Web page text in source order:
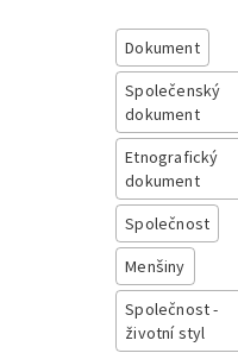
Dokument
Společenský
dokument
Etnografický
dokument
Společnost
Menšiny
Společnost -
životní styl